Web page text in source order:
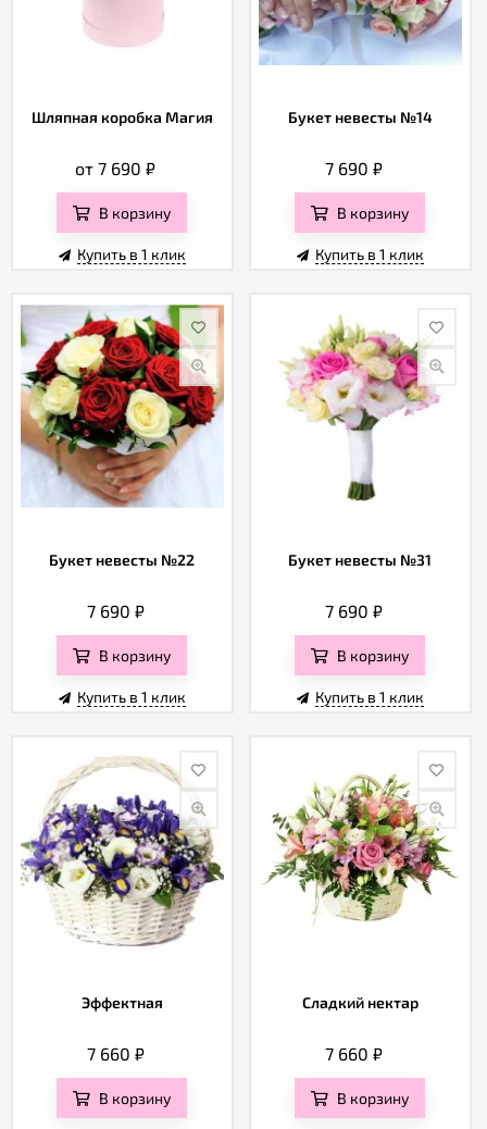
Шляпная коробка Магия
от 7 690₽
В корзину
Купить в 1 клик
Букет невесты №14
7 690 ₽
В корзину
Купить в 1 клик
Букет невесты №22
7 690 ₽
В корзину
Купить в 1 клик
Букет невесты №31
7 690 ₽
В корзину
Купить в 1 клик
Эффектная
7 660 ₽
В корзину
Сладкий нектар
7 660 ₽
В корзину